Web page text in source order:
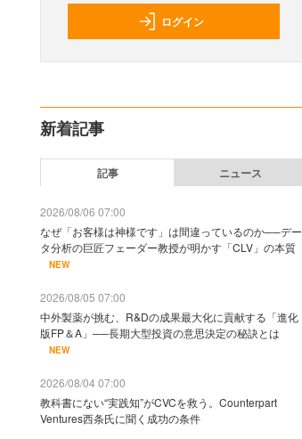
ログイン
新着記事
記事 ニュース
2026/08/06 07:00
なぜ「お客様は神様です」は間違っているのか──デー
タ分析の巨匠フェーダー教授が明かす「CLV」の本質
NEW
2026/08/05 07:00
中外製薬が挑む、R&Dの成果最大化に貢献する「進化
版FP＆A」──長期大型投資の意思決定の秘訣とは
NEW
2026/08/04 07:00
教科書にない“実践知”がCVCを救う。Counterpart
Ventures西条氏に聞く成功の条件